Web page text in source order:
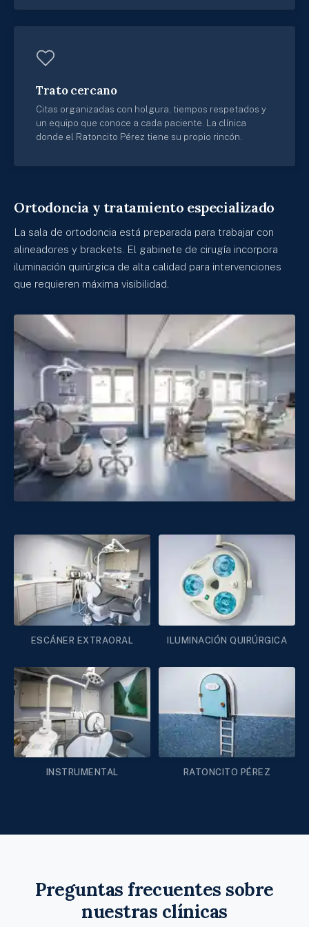
Trato cercano
Citas organizadas con holgura, tiempos respetados y
un equipo que conoce a cada paciente. La clínica
donde el Ratoncito Pérez tiene su propio rincón.
Ortodoncia y tratamiento especializado
La sala de ortodoncia está preparada para trabajar con
alineadores y brackets. El gabinete de cirugía incorpora
iluminación quirúrgica de alta calidad para intervenciones
que requieren máxima visibilidad.
ESCÁNER EXTRAORAL ILUMINACIÓN QUIRÚRGICA
INSTRUMENTAL RATONCITO PÉREZ
Preguntas frecuentes sobre
nuestras clínicas